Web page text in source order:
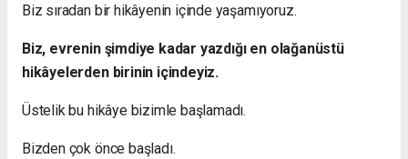
Biz sıradan bir hikâyenin içinde yaşamıyoruz.
Biz, evrenin şimdiye kadar yazdığı en olağanüstü
hikâyelerden birinin içindeyiz.
Üstelik bu hikâye bizimle başlamadı.
Bizden çok önce başladı.